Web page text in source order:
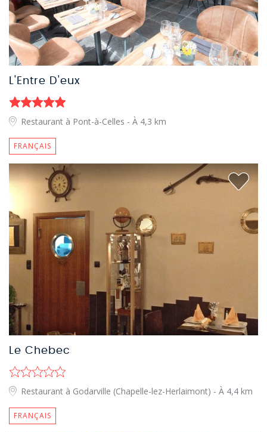
L'Entre D'eux
Restaurant à Pont-à-Celles - À 4,3 km
FRANÇAIS
Le Chebec
Restaurant à Godarville (Chapelle-lez-Herlaimont) - À 4,4 km
FRANÇAIS